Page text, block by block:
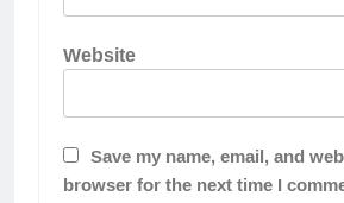
Website
Save my name, email, and
browser for the next time I